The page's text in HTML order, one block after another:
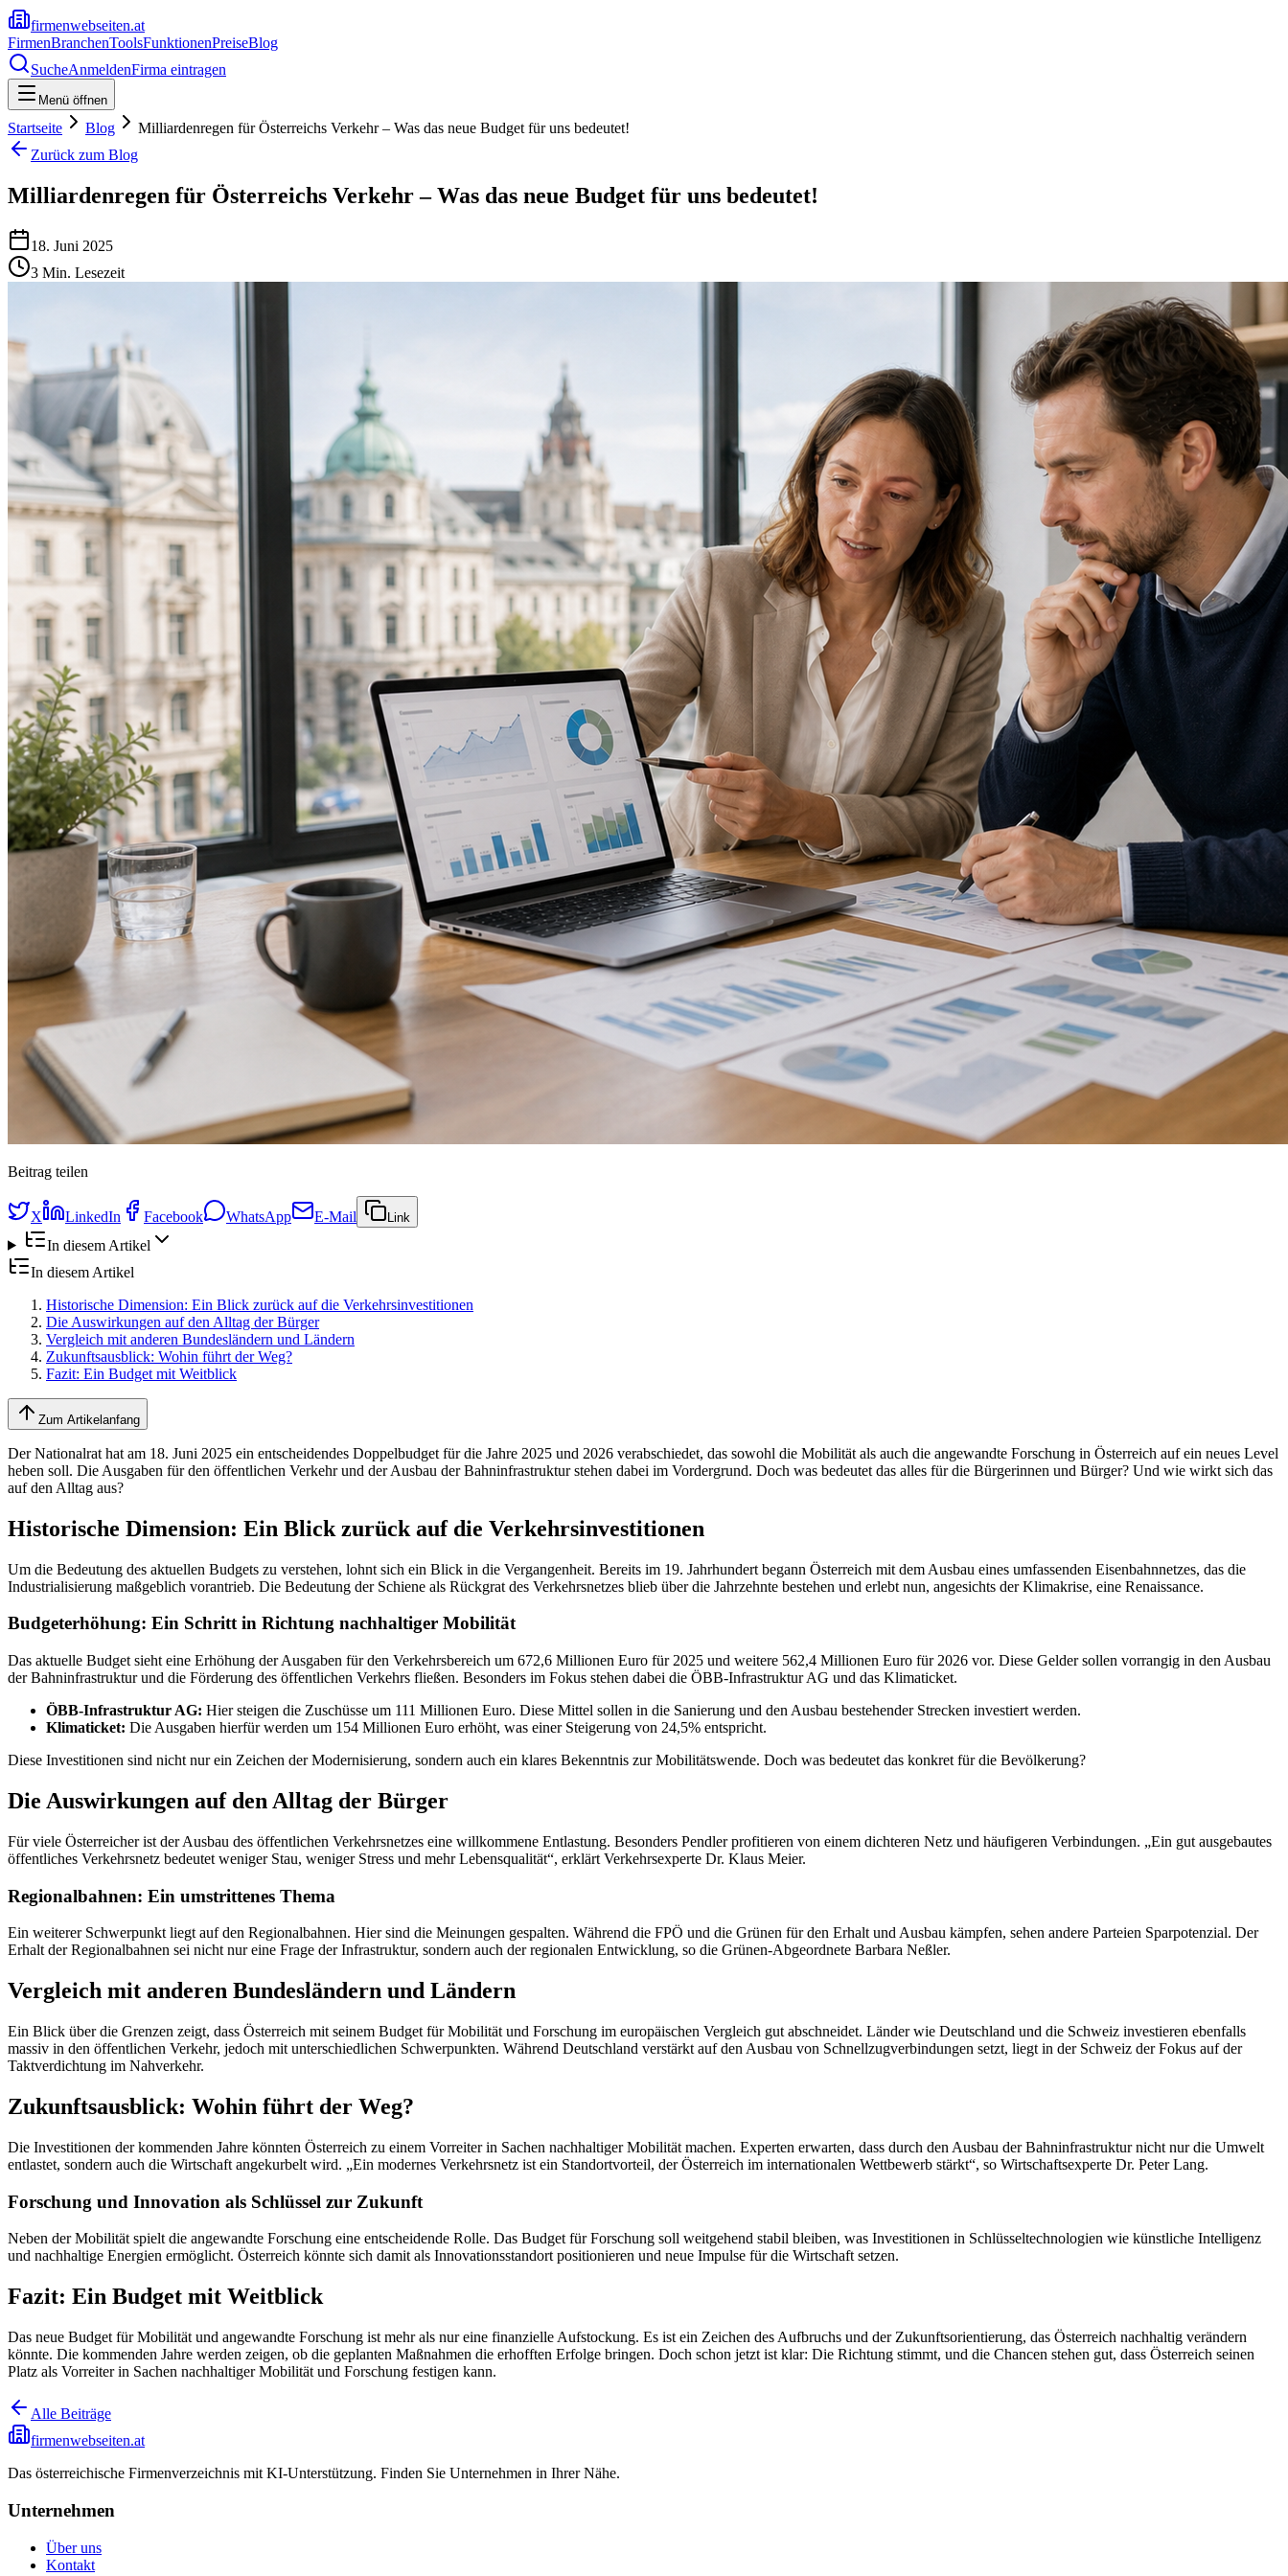
firmenwebseiten.at
FirmenBranchenToolsFunktionenPreiseBlog
SucheAnmeldenFirma eintragen
Menü öffnen
Startseite Blog
Milliardenregen für Österreichs Verkehr – Was das neue Budget für uns bedeutet!
Zurück zum Blog
Milliardenregen für Österreichs Verkehr – Was das neue Budget für uns bedeutet!
18. Juni 2025
3 Min. Lesezeit
Beitrag teilen
X LinkedIn Facebook WhatsApp E-Mail Link
In diesem Artikel
In diesem Artikel
Historische Dimension: Ein Blick zurück auf die Verkehrsinvestitionen
Die Auswirkungen auf den Alltag der Bürger
Vergleich mit anderen Bundesländern und Ländern
Zukunftsausblick: Wohin führt der Weg?
Fazit: Ein Budget mit Weitblick
Zum Artikelanfang
Der Nationalrat hat am 18. Juni 2025 ein entscheidendes Doppelbudget für die Jahre 2025 und 2026 verabschiedet, das sowohl die Mobilität als auch die angewandte Forschung in Österreich auf ein neues Level
heben soll. Die Ausgaben für den öffentlichen Verkehr und der Ausbau der Bahninfrastruktur stehen dabei im Vordergrund. Doch was bedeutet das alles für die Bürgerinnen und Bürger? Und wie wirkt sich das
auf den Alltag aus?
Historische Dimension: Ein Blick zurück auf die Verkehrsinvestitionen
Um die Bedeutung des aktuellen Budgets zu verstehen, lohnt sich ein Blick in die Vergangenheit. Bereits im 19. Jahrhundert begann Österreich mit dem Ausbau eines umfassenden Eisenbahnnetzes, das die
Industrialisierung maßgeblich vorantrieb. Die Bedeutung der Schiene als Rückgrat des Verkehrsnetzes blieb über die Jahrzehnte bestehen und erlebt nun, angesichts der Klimakrise, eine Renaissance.
Budgeterhöhung: Ein Schritt in Richtung nachhaltiger Mobilität
Das aktuelle Budget sieht eine Erhöhung der Ausgaben für den Verkehrsbereich um 672,6 Millionen Euro für 2025 und weitere 562,4 Millionen Euro für 2026 vor. Diese Gelder sollen vorrangig in den Ausbau
der Bahninfrastruktur und die Förderung des öffentlichen Verkehrs fließen. Besonders im Fokus stehen dabei die ÖBB-Infrastruktur AG und das Klimaticket.
ÖBB-Infrastruktur AG: Hier steigen die Zuschüsse um 111 Millionen Euro. Diese Mittel sollen in die Sanierung und den Ausbau bestehender Strecken investiert werden.
Klimaticket: Die Ausgaben hierfür werden um 154 Millionen Euro erhöht, was einer Steigerung von 24,5% entspricht.
Diese Investitionen sind nicht nur ein Zeichen der Modernisierung, sondern auch ein klares Bekenntnis zur Mobilitätswende. Doch was bedeutet das konkret für die Bevölkerung?
Die Auswirkungen auf den Alltag der Bürger
Für viele Österreicher ist der Ausbau des öffentlichen Verkehrsnetzes eine willkommene Entlastung. Besonders Pendler profitieren von einem dichteren Netz und häufigeren Verbindungen. „Ein gut ausgebautes
öffentliches Verkehrsnetz bedeutet weniger Stau, weniger Stress und mehr Lebensqualität“, erklärt Verkehrsexperte Dr. Klaus Meier.
Regionalbahnen: Ein umstrittenes Thema
Ein weiterer Schwerpunkt liegt auf den Regionalbahnen. Hier sind die Meinungen gespalten. Während die FPÖ und die Grünen für den Erhalt und Ausbau kämpfen, sehen andere Parteien Sparpotenzial. Der
Erhalt der Regionalbahnen sei nicht nur eine Frage der Infrastruktur, sondern auch der regionalen Entwicklung, so die Grünen-Abgeordnete Barbara Neßler.
Vergleich mit anderen Bundesländern und Ländern
Ein Blick über die Grenzen zeigt, dass Österreich mit seinem Budget für Mobilität und Forschung im europäischen Vergleich gut abschneidet. Länder wie Deutschland und die Schweiz investieren ebenfalls
massiv in den öffentlichen Verkehr, jedoch mit unterschiedlichen Schwerpunkten. Während Deutschland verstärkt auf den Ausbau von Schnellzugverbindungen setzt, liegt in der Schweiz der Fokus auf der
Taktverdichtung im Nahverkehr.
Zukunftsausblick: Wohin führt der Weg?
Die Investitionen der kommenden Jahre könnten Österreich zu einem Vorreiter in Sachen nachhaltiger Mobilität machen. Experten erwarten, dass durch den Ausbau der Bahninfrastruktur nicht nur die Umwelt
entlastet, sondern auch die Wirtschaft angekurbelt wird. „Ein modernes Verkehrsnetz ist ein Standortvorteil, der Österreich im internationalen Wettbewerb stärkt“, so Wirtschaftsexperte Dr. Peter Lang.
Forschung und Innovation als Schlüssel zur Zukunft
Neben der Mobilität spielt die angewandte Forschung eine entscheidende Rolle. Das Budget für Forschung soll weitgehend stabil bleiben, was Investitionen in Schlüsseltechnologien wie künstliche Intelligenz
und nachhaltige Energien ermöglicht. Österreich könnte sich damit als Innovationsstandort positionieren und neue Impulse für die Wirtschaft setzen.
Fazit: Ein Budget mit Weitblick
Das neue Budget für Mobilität und angewandte Forschung ist mehr als nur eine finanzielle Aufstockung. Es ist ein Zeichen des Aufbruchs und der Zukunftsorientierung, das Österreich nachhaltig verändern
könnte. Die kommenden Jahre werden zeigen, ob die geplanten Maßnahmen die erhofften Erfolge bringen. Doch schon jetzt ist klar: Die Richtung stimmt, und die Chancen stehen gut, dass Österreich seinen
Platz als Vorreiter in Sachen nachhaltiger Mobilität und Forschung festigen kann.
Alle Beiträge
firmenwebseiten.at
Das österreichische Firmenverzeichnis mit KI-Unterstützung. Finden Sie Unternehmen in Ihrer Nähe.
Unternehmen
Über uns
Kontakt